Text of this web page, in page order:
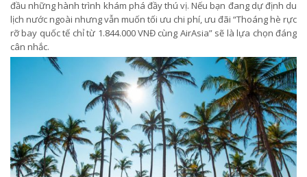
đầu những hành trình khám phá đầy thú vị. Nếu bạn đang dự định du
lịch nước ngoài nhưng vẫn muốn tối ưu chi phí, ưu đãi “Thoáng hè rực
rỡ bay quốc tế chỉ từ 1.844.000 VNĐ cùng AirAsia” sẽ là lựa chọn đáng
cân nhắc.